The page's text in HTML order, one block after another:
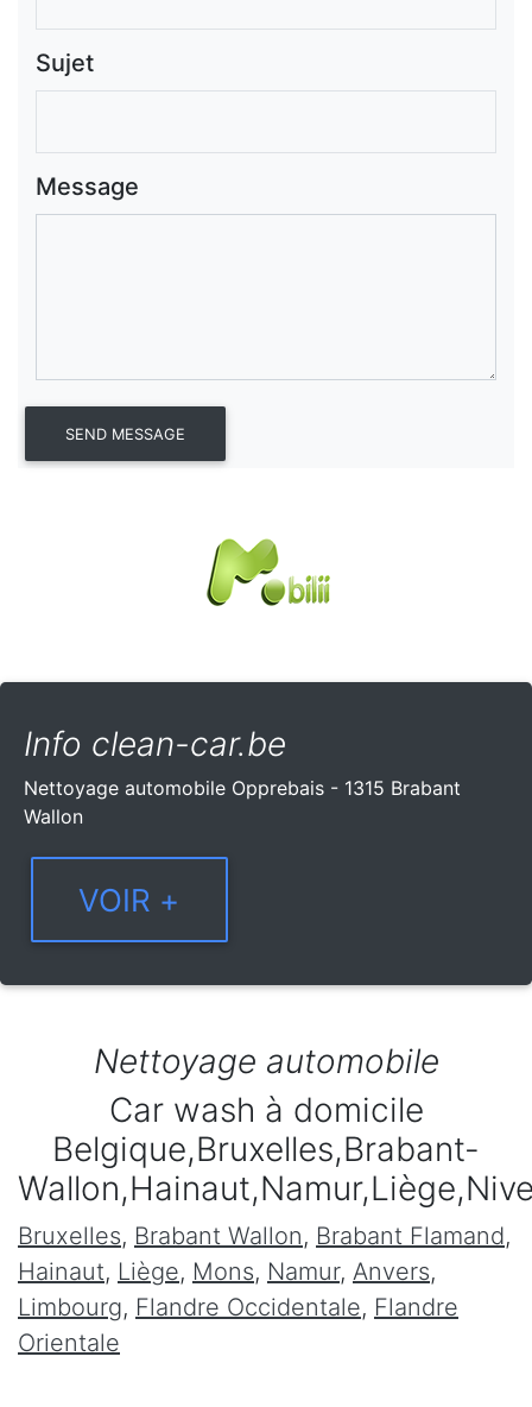
Sujet
Message
Info clean-car.be
Nettoyage automobile Opprebais - 1315 Brabant
Wallon
Nettoyage automobile
Car wash à domicile
Belgique,Bruxelles,Brabant-
Bruxelles, Brabant Wallon, Brabant Flamand,
Hainaut, Liège, Mons, Namur, Anvers,
Limbourg, Flandre Occidentale, Flandre
Orientale